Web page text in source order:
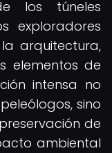
los túneles
exploradores
arquitectura,
elementos de
intensa no
sino
de
ambiental